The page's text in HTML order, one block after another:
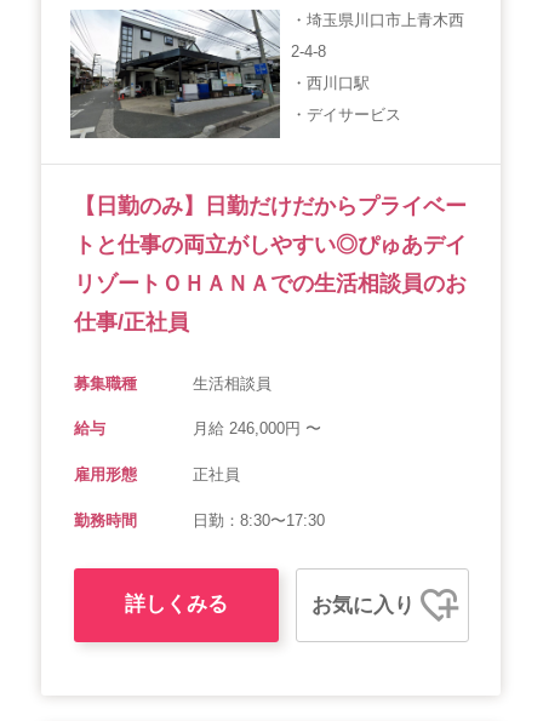
・埼玉県川口市上青木西
2-4-8
・西川口駅
・デイサービス
【日勤のみ】日勤だけだからプライベー
トと仕事の両立がしやすい◎ぴゅあデイ
リゾートＯＨＡＮＡでの生活相談員のお
仕事/正社員
募集職種 生活相談員
給与 月給 246,000円 〜
雇用形態 正社員
勤務時間 日勤：8:30〜17:30
詳しくみる お気に入り